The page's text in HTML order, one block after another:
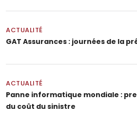
ACTUALITÉ
GAT Assurances : journées de la
ACTUALITÉ
Panne informatique mondiale :
du coût du sinistre